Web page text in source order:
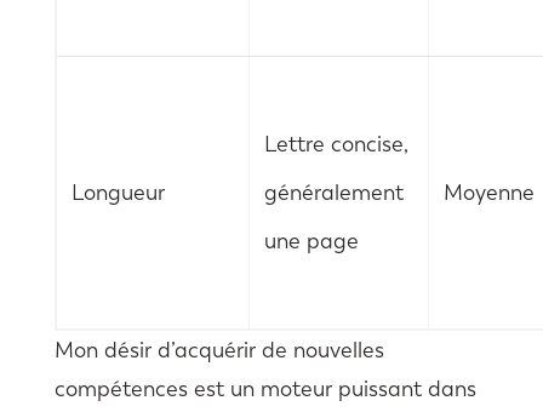
Longueur
Lettre concise,
généralement
une page
Moyenne
Mon désir d’acquérir de nouvelles
compétences est un moteur puissant dans